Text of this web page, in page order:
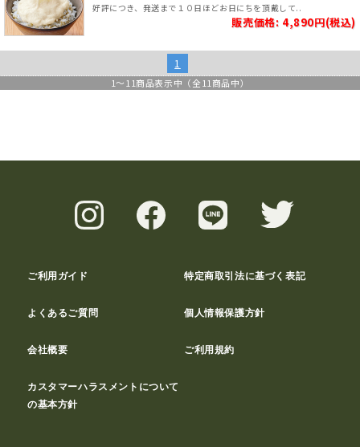
好評につき、発送まで１０日ほどお日にちを頂戴して..
販売価格: 4,890円(税込)
1
1～ 11商品表示中（全 11商品中）
ご利用ガイド 特定商取引法に基づく表記
よくあるご質問 個人情報保護方針
会社概要 ご利用規約
カスタマーハラスメントについて
の基本方針